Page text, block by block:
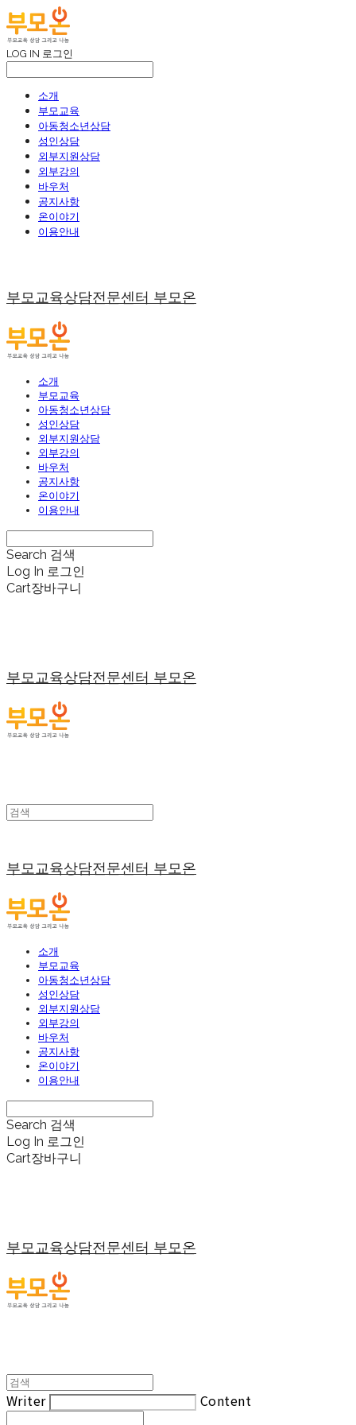
LOG IN 로그인
소개
부모교육
아동청소년상담
성인상담
외부지원상담
외부강의
바우처
공지사항
온이야기
이용안내
부모교육상담전문센터 부모온
소개
부모교육
아동청소년상담
성인상담
외부지원상담
외부강의
바우처
공지사항
온이야기
이용안내
Search 검색
Log In 로그인
Cart장바구니
부모교육상담전문센터 부모온
부모교육상담전문센터 부모온
소개
부모교육
아동청소년상담
성인상담
외부지원상담
외부강의
바우처
공지사항
온이야기
이용안내
Search 검색
Log In 로그인
Cart장바구니
부모교육상담전문센터 부모온
Writer Content